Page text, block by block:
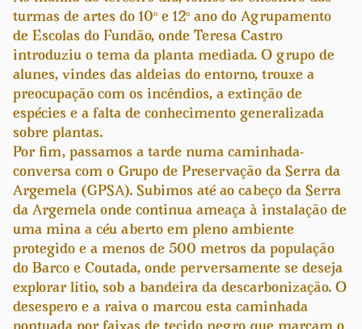
turmas de artes do 10º e 12º ano do Agrupamento
de Escolas do Fundão, onde Teresa Castro
introduziu o tema da planta mediada. O grupo de
alunes, vindes das aldeias do entorno, trouxe a
preocupação com os incêndios, a extinção de
espécies e a falta de conhecimento generalizada
sobre plantas.
Por fim, passamos a tarde numa caminhada-
conversa com o Grupo de Preservação da Serra da
Argemela (GPSA). Subimos até ao cabeço da Serra
da Argemela onde continua ameaça à instalação de
uma mina a céu aberto em pleno ambiente
protegido e a menos de 500 metros da população
do Barco e Coutada, onde perversamente se deseja
explorar lítio, sob a bandeira da descarbonização. O
desespero e a raiva o marcou esta caminhada